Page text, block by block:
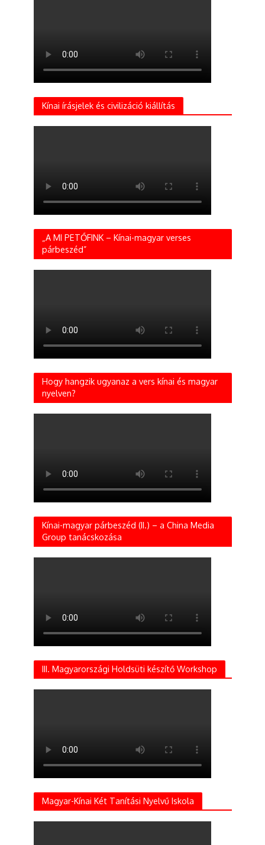
Kínai írásjelek és civilizáció kiállítás
„A MI PETŐFINK – Kínai-magyar verses
párbeszéd”
Hogy hangzik ugyanaz a vers kínai és magyar
nyelven?
Kínai-magyar párbeszéd (II.) – a China Media
Group tanácskozása
III. Magyarországi Holdsüti készítő Workshop
Magyar-Kínai Két Tanítási Nyelvű Iskola